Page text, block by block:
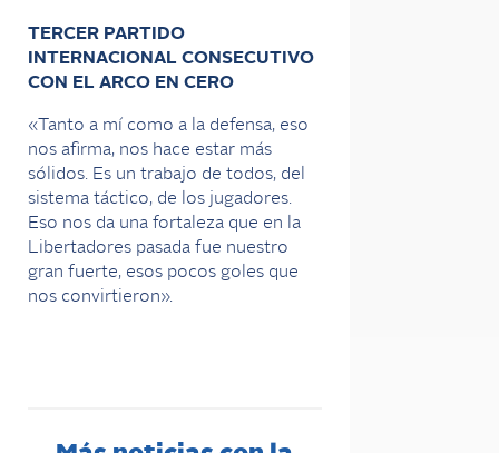
TERCER PARTIDO
INTERNACIONAL CONSECUTIVO
CON EL ARCO EN CERO
«Tanto a mí como a la defensa, eso
nos afirma, nos hace estar más
sólidos. Es un trabajo de todos, del
sistema táctico, de los jugadores.
Eso nos da una fortaleza que en la
Libertadores pasada fue nuestro
gran fuerte, esos pocos goles que
nos convirtieron».